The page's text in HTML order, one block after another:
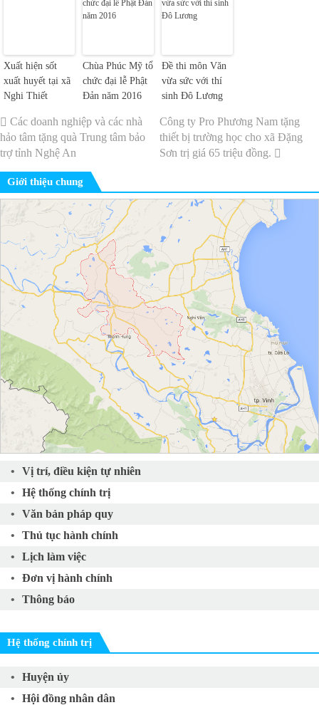
Xuất hiện sốt
xuất huyết tại xã
Nghi Thiết
Chùa Phúc Mỹ tổ
chức đại lễ Phật
Đản năm 2016
Đề thi môn Văn
vừa sức với thí
sinh Đô Lương
Các doanh nghiệp và các nhà
hảo tâm tặng quà Trung tâm bảo
trợ tỉnh Nghệ An
Công ty Pro Phương Nam tặng
thiết bị trường học cho xã Đặng
Sơn trị giá 65 triệu đồng.
Giới thiệu chung
Vị trí, điều kiện tự nhiên
Hệ thống chính trị
Văn bản pháp quy
Thủ tục hành chính
Lịch làm việc
Đơn vị hành chính
Thông báo
Hệ thống chính trị
Huyện ủy
Hội đồng nhân dân